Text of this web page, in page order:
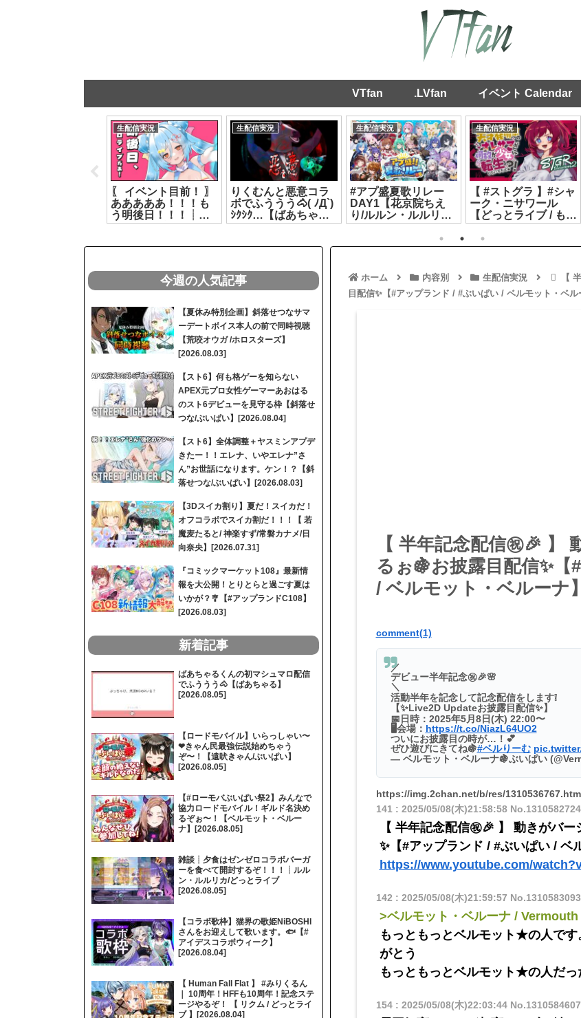
VTfan .LVfan イベント Calendar
生配信実況
〖 イベント目前！ 〗
あああああ！！！も
う明後日！！！┊ど
っとライブ #ヤマト
生配信実況
りくむんと悪意コラ
ボでふううう🐴( ﾉД`)
ｼｸｼｸ…【ばあちゃる/
リクム】[2026.07.26]
生配信実況
#アプ盛夏歌リレー
DAY1【花京院ちえ
り/ルルン・ルルリカ/
秘間慈ぱね/銀棘ぐみ/
[2026.07.19]
生配信実況
【 #ストグラ 】#シャ
ーク・ニサワール
【どっとライブ / もこ
田めめめ】
[2026.07.15]
ホーム 内容別 生配信実況
【
目配信✨【#アップランド / #ぶいぱい / ベルモット・ベル
【 半年記念配信㊗🎉 】
るぉ🍇お披露目配信✨
/ ベルモット・ベルーナ
comment(1)
／
デビュー半年記念㊗️🎉🌸
＼
活動半年を記念して記念配信をします❕
【✨Live2D Updateお披露目配信✨】
📅日時：2025年5月8日(木) 22:00〜
🖥️会場： https://t.co/NiazL64UO2
ついにお披露目の時が…！💕
ぜひ遊びにきてね🍇#ベルりーむ
— ベルモット・ベルーナ🍇ぶいぱい
https://img.2chan.net/b/res/1310536767.htm
141 : 2025/05/08(木)21:58:58No.1310582724
【 半年記念配信㊗🎉 】 動きがバ
✨【#アップランド / #ぶいぱい /
https://www.youtube.com/
142 : 2025/05/08(木)21:59:57 No.1310583093
>ベルモット・ベルーナ /
もっともっとベルモット★の人で
がとう
もっともっとベルモット★の人だっ
154: 2025/05/08(木)22:03:44No.1310584607
今週の人気記事
【夏休み特別企画】斜落せつなサマ
ーデートボイス本人の前で同時視聴
【荒咬オウガ /ホロスターズ】
[2026.08.03]
【スト6】何も格ゲーを知らない
APEX元プロ女性ゲーマーあおはる
のスト6デビューを見守る枠【斜落せ
つな/ぶいぱい】[2026.08.04]
【スト6】全体調整＋ヤスミンアプデ
きたー！！エレナ、いやエレナ”さ
ん”お世話になります。ケン！？【斜
落せつな/ぶいぱい】[2026.08.03]
【3Dスイカ割り】夏だ！スイカだ！
オフコラボでスイカ割だ！！！【 若
魔麦たると/ 神楽すず/常磐カナメ/日
向奈央】[2026.07.31]
『コミックマーケット108』最新情
報を大公開！とりとらと過ごす夏は
いかが？🎐【#アップランドC108】
[2026.08.03]
新着記事
ばあちゃるくんの初マシュマロ配信
でふううう🐴【ばあちゃる】
[2026.08.05]
【ロードモバイル】いらっしゃい〜
❤きゃん民最強伝説始めちゃう
ぞ〜！【遠吠きゃん/ぶいぱい】
[2026.08.05]
【#ローモバぶいぱい祭2】みんなで
協力ロードモバイル！ギルド名決め
るぞぉ〜！【ベルモット・ベルー
ナ】[2026.08.05]
雑談┊夕食はゼンゼロコラボバーガ
ーを食べて開封するぞ！！！┊ルル
ン・ルルリカ/どっとライブ
[2026.08.05]
【コラボ歌枠】猫界の歌姫NiBOSHI
さんをお迎えして歌います。🐟【#
アイデスコラボウィーク】
[2026.08.04]
【 Human Fall Flat 】 #みりくるん
｜ 10周年！HFFも10周年！記念ステ
ージやるぞ！ 【 リクム / どっとライ
ブ 】[2026.08.04]